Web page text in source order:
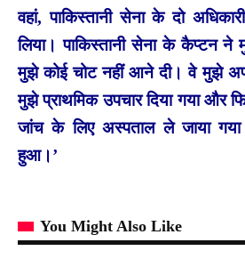
वहां, पाकिस्तानी सेना के दो
लिया। पाकिस्तानी सेना के कैप्टन ने
मुझे कोई चोट नहीं आने दी। वे मुझे
मुझे प्राथमिक उपचार दिया गया और
जांच के लिए अस्पताल ले जाया
हुआ।’
You Might Also Like